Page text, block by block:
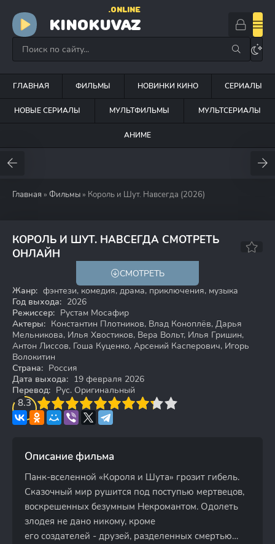
KINOKUVAZ
.ONLINE
ГЛАВНАЯ ФИЛЬМЫ НОВИНКИ КИНО СЕРИАЛЫ
НОВЫЕ СЕРИАЛЫ МУЛЬТФИЛЬМЫ МУЛЬТСЕРИАЛЫ
АНИМЕ
Главная » Фильмы » Король и Шут. Навсегда (2026)
КОРОЛЬ И ШУТ. НАВСЕГДА СМОТРЕТЬ
ОНЛАЙН
СМОТРЕТЬ
Жанр: фэнтези, комедия, драма, приключения, музыка
Год выхода: 2026
Режиссер: Рустам Мосафир
Актеры: Константин Плотников, Влад Коноплёв, Дарья
Мельникова, Илья Хвостиков, Вера Вольт, Илья Гришин,
Антон Лиссов, Гоша Куценко, Арсений Касперович, Игорь
Волокитин
Страна: Россия
Дата выхода: 19 февраля 2026
Перевод: Рус. Оригинальный
8.3
4 5 6 7 8 9 10
Описание фильма
Панк-вселенной «Короля и Шута» грозит гибель.
Сказочный мир рушится под поступью мертвецов,
воскрешенных безумным Некромантом. Одолеть
злодея не дано никому, кроме
его создателей - друзей, разделенных смертью…